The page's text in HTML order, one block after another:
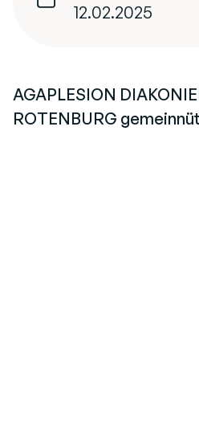
12.02.2025
AGAPLESION
ROTENBURG